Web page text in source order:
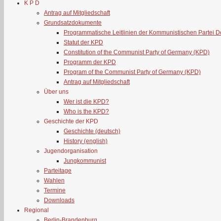
K P D
Antrag auf Mitgliedschaft
Grundsatzdokumente
Programmatische Leitlinien der Kommunistischen Partei
Statut der KPD
Constitution of the Communist Party of Germany (KPD)
Programm der KPD
Program of the Communist Party of Germany (KPD)
Antrag auf Mitgliedschaft
Über uns
Wer ist die KPD?
Who is the KPD?
Geschichte der KPD
Geschichte (deutsch)
History (english)
Jugendorganisation
Jungkommunist
Parteitage
Wahlen
Termine
Downloads
Regional